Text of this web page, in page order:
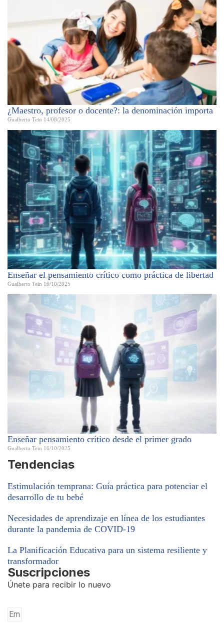
¿Maestro, profesor o docente?: la denominación importa
Gualberto Tein 14/08/2025
Enseñar el pensamiento crítico como práctica de libertad
Gualberto Tein 16/10/2025
Enseñar pensamiento crítico desde el primer grado
Gualberto Tein 16/10/2025
Tendencias
Estimulación temprana: Guía práctica para potenciar el
desarrollo de tu bebé
Necesidades de aprendizaje en línea de los estudiantes
durante la pandemia de COVID-19
La Planificación Educativa para un sistema resiliente y
transformador
Suscripciones
Únete para recibir lo nuevo